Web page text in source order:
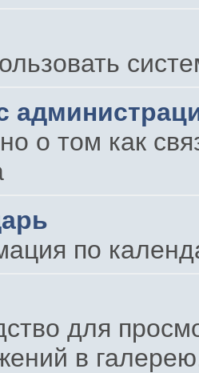
о том как
по
для
в